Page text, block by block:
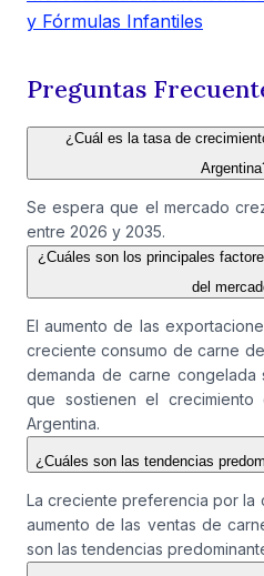
y Fórmulas Infantiles
Preguntas
¿Cuál es la tasa de
Se espera que el mercado
entre 2026 y 2035.
¿Cuáles son los principales
del
El aumento de las
creciente consumo de carne
demanda de carne congelada
que sostienen el
Argentina.
¿Cuáles son las tendencias
La creciente preferencia por la
aumento de las ventas de
son las tendencias